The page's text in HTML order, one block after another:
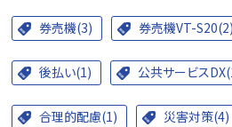
券売機(3) 券売機VT-S20(2)
後払い(1) 公共サービス
合理的配慮(1) 災害対策(4)